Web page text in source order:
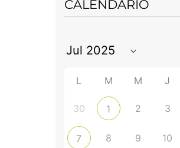
CALENDARIO
L M M J
30 1 2 3
7 8 9 10